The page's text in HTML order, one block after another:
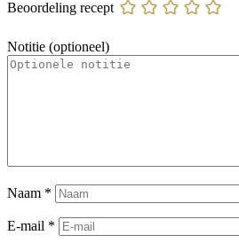
Beoordeling recept
Notitie (optioneel)
Naam *
E-mail *